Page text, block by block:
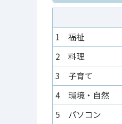
1 福祉
2 料理
3 子育て
4 環境・自然
5 パソコン